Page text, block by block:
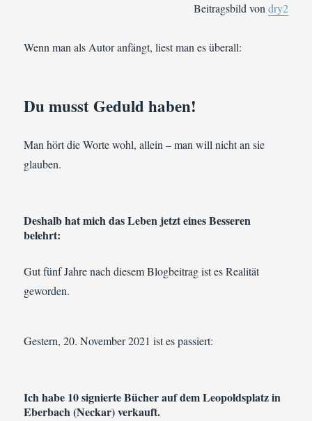
Beitragsbild vondry2
Wenn man als Autor anfängt, liest man es überall:
Du musst Geduld haben!
Man hört die Worte wohl, allein – man will nicht an sie
glauben.
Deshalb hat mich das Leben jetzt eines Besseren
belehrt:
Gut fünf Jahre nach diesem Blogbeitrag ist es Realität
geworden.
Gestern, 20. November 2021 ist es passiert:
Ich habe 10 signierte Bücher auf dem Leopoldsplatz in
Eberbach (Neckar) verkauft.